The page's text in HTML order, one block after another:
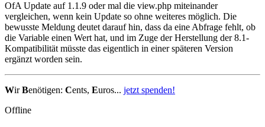
OfA Update auf 1.1.9 oder mal die view.php miteinander
vergleichen, wenn kein Update so ohne weiteres möglich. Die
bewusste Meldung deutet darauf hin, dass da eine Abfrage fehlt, ob
die Variable einen Wert hat, und im Zuge der Herstellung der 8.1-
Kompatibilität müsste das eigentlich in einer späteren Version
ergänzt worden sein.
WirBenötigen: Cents, Euros... jetzt spenden!
Offline